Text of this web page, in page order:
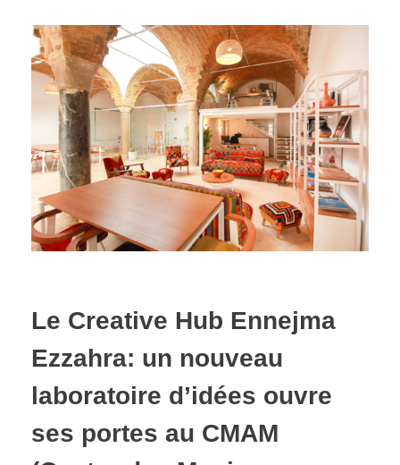
Le Creative Hub Ennejma
Ezzahra: un nouveau
laboratoire d’idées ouvre
ses portes au CMAM